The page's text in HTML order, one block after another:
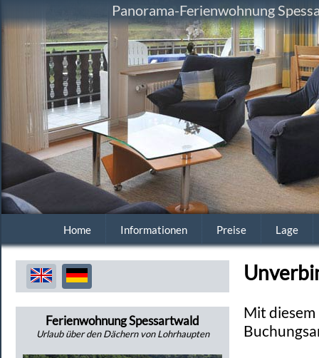
Panorama-Ferienwohnung
Home Informationen Preise Lage
Ferienwohnung Spessartwald
Urlaub über den Dächern von Lohrhaupten
Mit